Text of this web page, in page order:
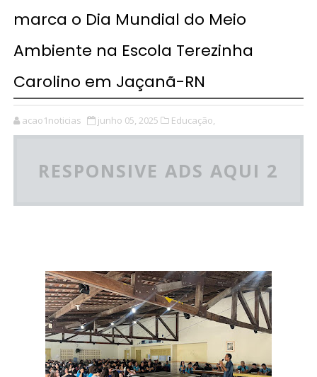
marca o Dia Mundial do Meio
Ambiente na Escola Terezinha
Carolino em Jaçanã-RN
acao1noticias junho 05, 2025 Educação,
RESPONSIVE ADS AQUI 2